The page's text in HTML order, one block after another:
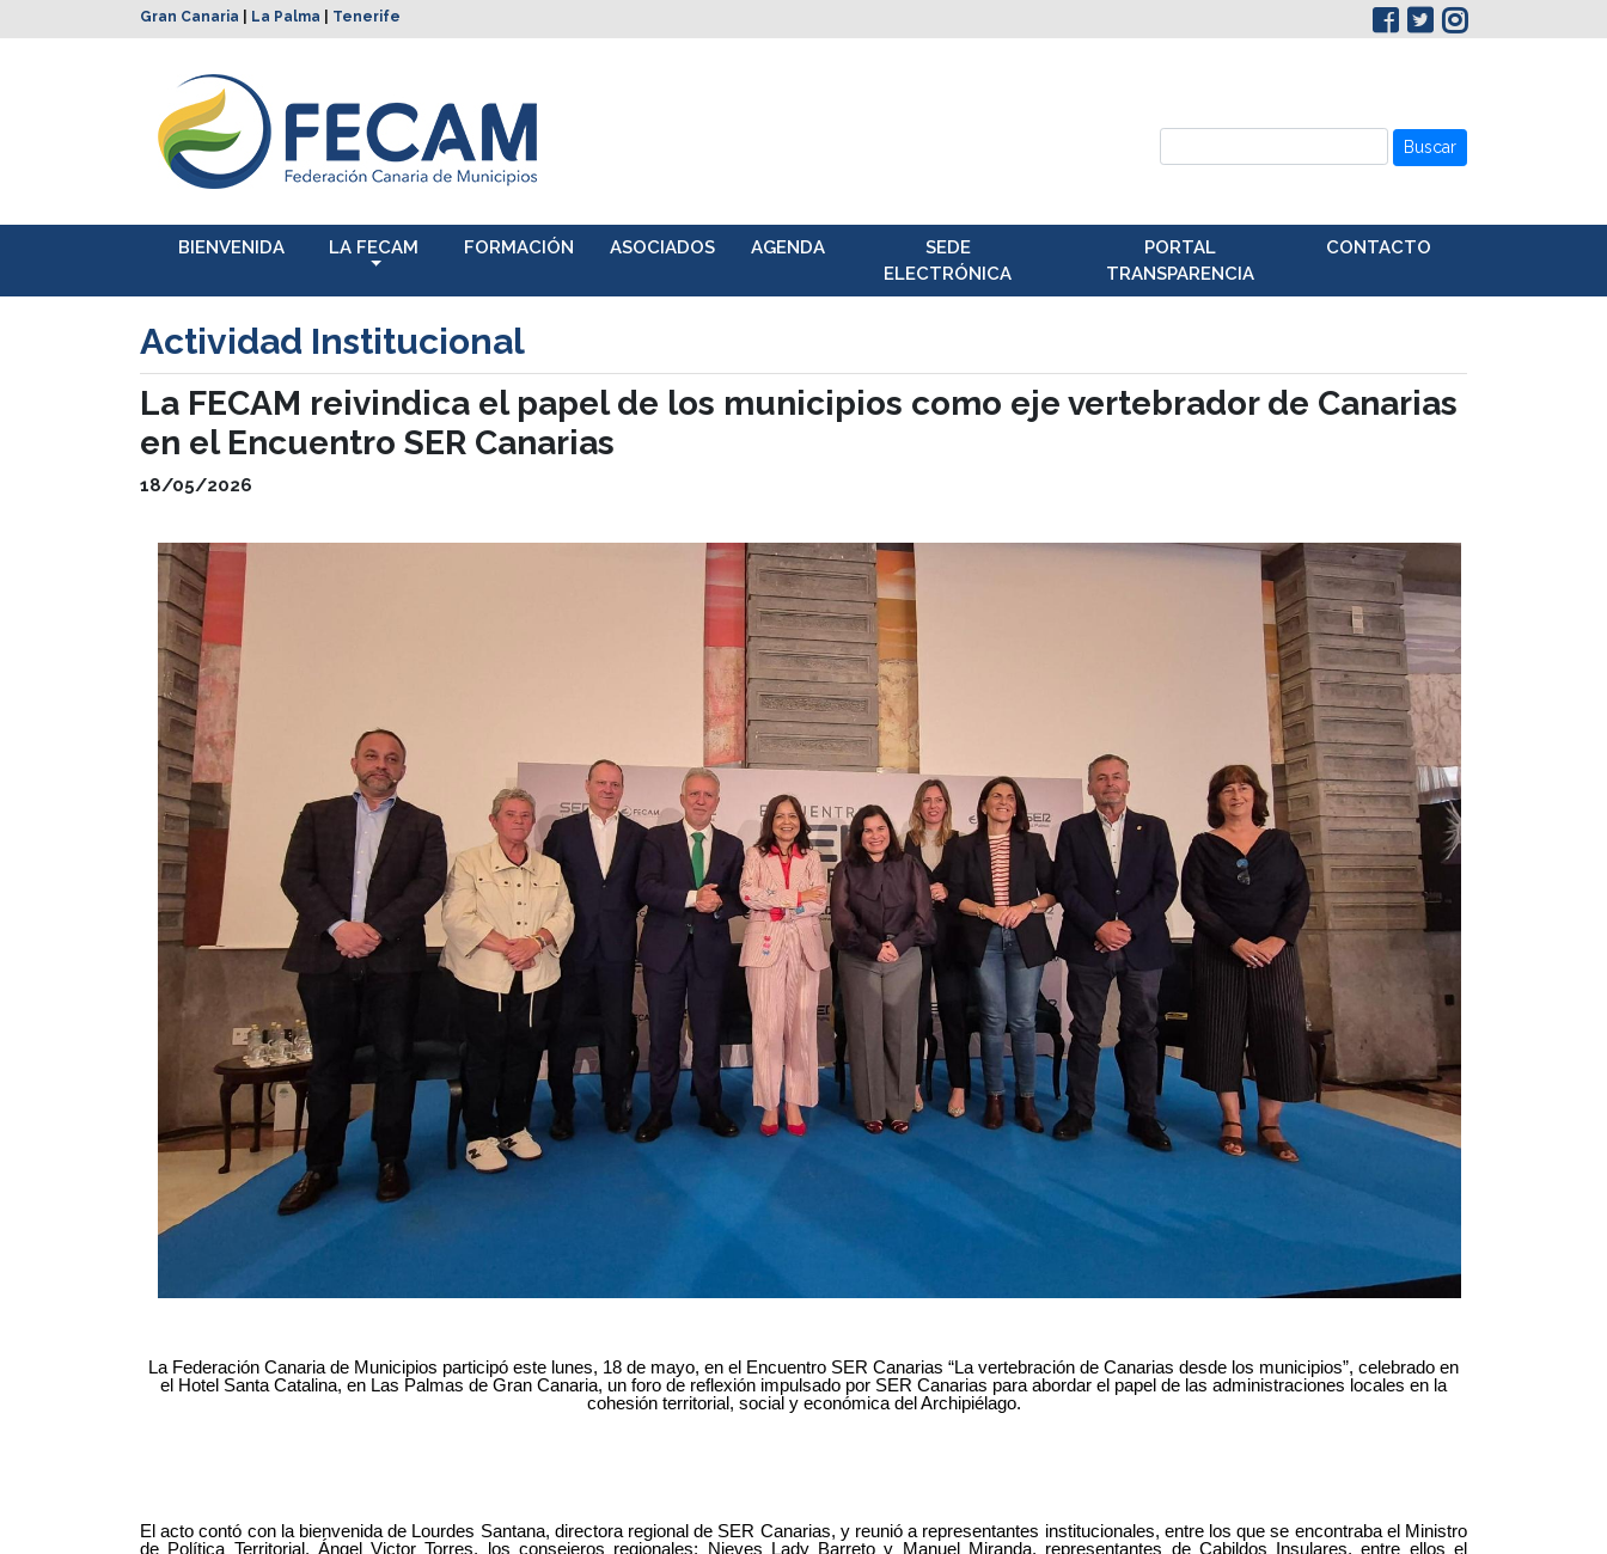
Gran Canaria La Palma Tenerife
Buscar
BIENVENIDA LA FECAM FORMACIÓN ASOCIADOS AGENDA
SEDE
ELECTRÓNICA
PORTAL
TRANSPARENCIA
CONTACTO
Actividad Institucional
La FECAM reivindica el papel de los municipios como eje vertebrador de Canarias
en el Encuentro SER Canarias
18/05/2026
La Federación Canaria de Municipios participó este lunes, 18 de mayo, en el Encuentro SER Canarias “La vertebración de Canarias desde los municipios”, celebrado en
el Hotel Santa Catalina, en Las Palmas de Gran Canaria, un foro de reflexión impulsado por SER Canarias para abordar el papel de las administraciones locales en la
cohesión territorial, social y económica del Archipiélago.
El acto contó con la bienvenida de Lourdes Santana, directora regional de SER Canarias, y reunió a representantes institucionales, entre los que se encontraba el Ministro
de Política Territorial, Ángel Victor Torres, los consejeros regionales; Nieves Lady Barreto y Manuel Miranda, representantes de Cabildos Insulares, entre ellos el